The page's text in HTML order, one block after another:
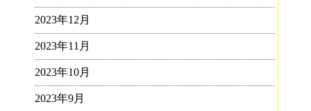
2023年12月
2023年11月
2023年10月
2023年9月